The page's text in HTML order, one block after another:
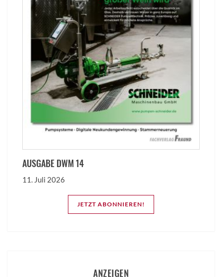
AUSGABE DWM 14
11. Juli 2026
JETZT ABONNIEREN!
ANZEIGEN